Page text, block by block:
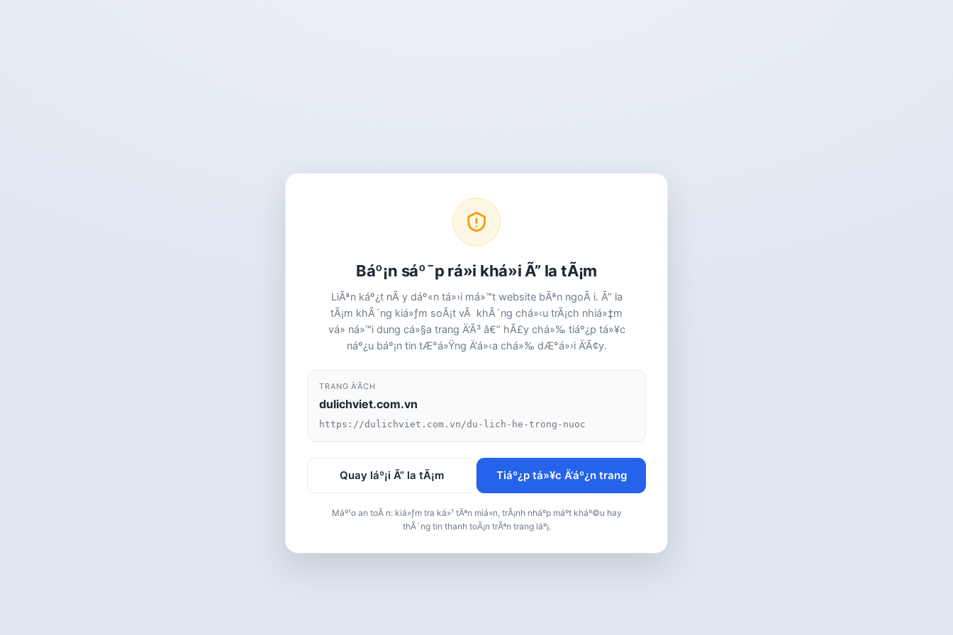
Báº¡n sáº¯p rá»i khá»i Ã” la tÃ¡m
LiÃªn káº¿t nÃ y dáº«n tá»›i má»™t website bÃªn ngoÃ i. Ã” la
tÃ¡m khÃ´ng kiá»ƒm soÃ¡t vÃ khÃ´ng chá»‹u trÃ¡ch nhiá»‡m
vá» ná»™i dung cá»§a trang Ä‘Ã³ â€” hÃ£y chá»‰ tiáº¿p tá»¥c
náº¿u báº¡n tin tÆ°á»Ÿng Ä‘á»‹a chá»‰ dÆ°á»›i Ä‘Ã¢y.
TRANG Ä‘Ã­CH
dulichviet.com.vn
https://dulichviet.com.vn/du-lich-he-trong-nuoc
Quay láº¡i Ã” la tÃ¡m Tiáº¿p tá»¥c Ä‘áº¿n trang
Máº¹o an toÃ n: kiá»ƒm tra ká»¹ tÃªn miá»n, trÃ¡nh nháº­p máº­t kháº©u hay
thÃ´ng tin thanh toÃ¡n trÃªn trang láº¡.